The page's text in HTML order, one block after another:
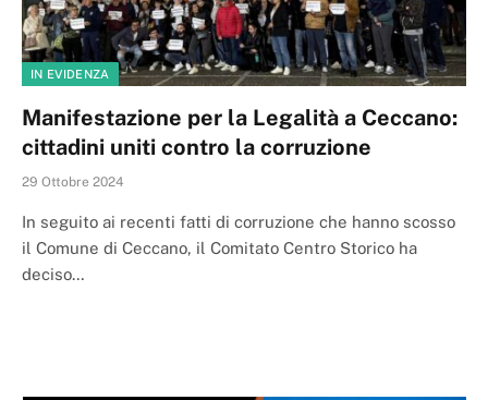
IN EVIDENZA
Manifestazione per la Legalità a Ceccano:
cittadini uniti contro la corruzione
29 Ottobre 2024
In seguito ai recenti fatti di corruzione che hanno scosso
il Comune di Ceccano, il Comitato Centro Storico ha
deciso…